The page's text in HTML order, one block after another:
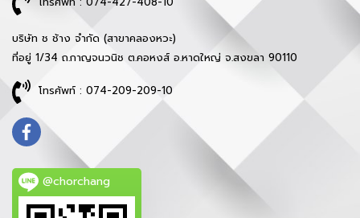
บริษัท ช ช้าง จำกัด (สาขาคลองหวะ)
ที่อยู่ 1/34 ถ.กาญจนวนิช ต.คอหงส์ อ.หาดใหญ่ จ.สงขลา 90110
โทรศัพท์ : 074-209-209-10
@chorchang